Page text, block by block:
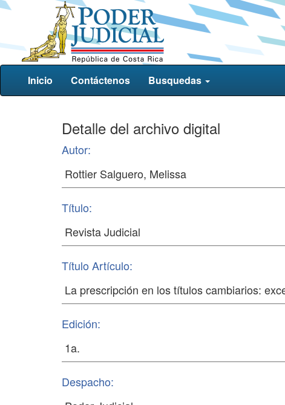
Inicio Contáctenos Busquedas
Detalle del archivo digital
Autor:
Título:
Título Artículo:
Edición:
Despacho: